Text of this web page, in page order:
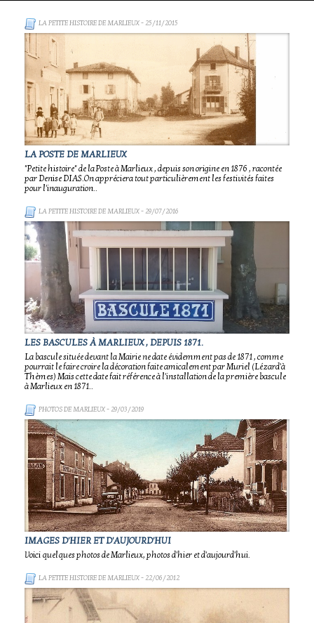
LA PETITE HISTOIRE DE MARLIEUX- 25/11/2015
LA POSTE DE MARLIEUX
"Petite histoire" de la Poste à Marlieux , depuis son origine en 1876 , racontée
par Denise DIAS.On appréciera tout particulièrement les festivités faites
pour l'inauguration..
LA PETITE HISTOIRE DE MARLIEUX- 29/07/2016
LES BASCULES À MARLIEUX , DEPUIS 1871.
La bascule située devant la Mairie ne date évidemment pas de 1871 , comme
pourrait le faire croire la décoration faite amicalement par Muriel (Lézard'à
Thèmes) Mais cette date fait référence à l'installation de la première bascule
à Marlieux en 1871..
PHOTOS DE MARLIEUX- 29/03/2019
IMAGES D'HIER ET D'AUJOURD'HUI
Voici quelques photos de Marlieux, photos d'hier et d'aujourd'hui.
LA PETITE HISTOIRE DE MARLIEUX- 22/06/2012